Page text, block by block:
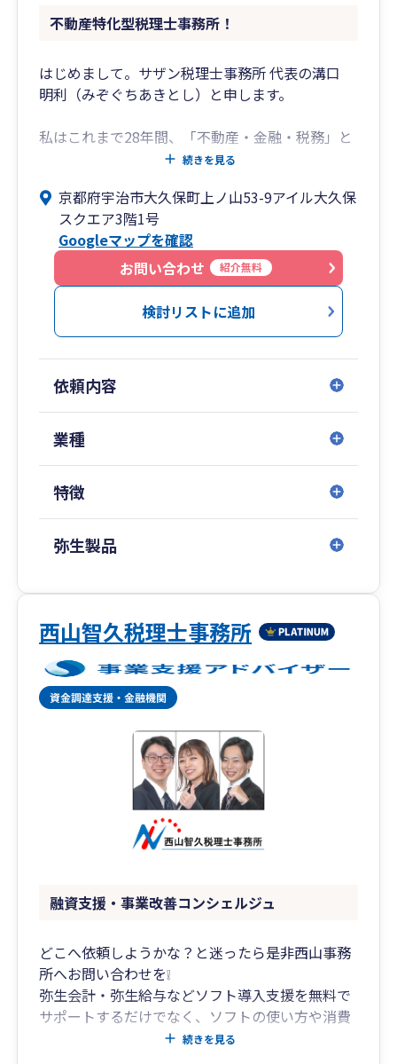
【2】わかりやすい説明
専門用語をできるだけ使わずに、わかりやすい
【3】話しやすい雰囲気
プレッシャーを感じることなく安心してお話い
自社での経理処理は難しいという場合は、記帳代
行にも対応しております。
また自社で経理処理をしている場合でも
弥生関連のソフトの使い方や活用法についてもご
相談いただけます。
ITを活用した中小企業の経理効率化などの支援も
行っていますので、クラウド会計の導入サポート
にも対応しています。
不動産特化型税理士事務所！
はじめまして。サザン税理士事務所 代表の溝口
明利（みぞぐちあきとし）と申します。
私はこれまで28年間、「不動産・金融・税務」と
いう3つの現場を歩んでまいりました。不動産会
売買、土地活用、デベロップメントへと領域を広
げながら12年間を過ごし、今振り返れば冷や汗が
出るような失敗も少なくありませんでした。その
トラブル対応や交渉の修羅場もすべて糧としなが
ら、最終的には企画開発部長代理兼子会社役員と
してマネジメントの視点も養いました。
幅広く手掛け、税務会計、相続、合併分割、税務
調査など多岐にわたる実務を経験してきました。
大手税理士法人ではブロック長として、M＆Aによ
た。
現在は税理士事務所を営む傍ら、自身も不動産オ
はそう多くはありません。不動産事業に携わる皆
様の「伴走者」として、共に悩み、共に考え、全
力を尽くしてサポートしてまいります。
続きを見る
京都府宇治市大久保町上ノ山53-9アイル大久保
スクエア3階1号
Googleマップを確認
お問い合わせ
紹介無料
検討リストに追加
依頼内容
業種
特徴
弥生製品
西山智久税理士事務所
融資支援・事業改善コンシェルジュ
どこへ依頼しようかな？と迷ったら是非西山事務
所へお問い合わせを❕
弥生会計・弥生給与などソフト導入支援を無料で
サポートするだけでなく、ソフトの使い方や消費
税の入力方法なども、わかりやすく丁寧にご説明
続きを見る